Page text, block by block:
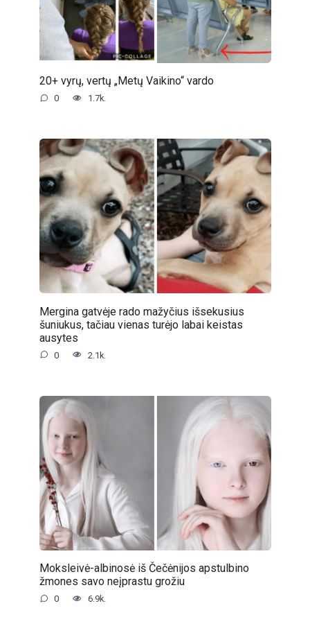
20+ vyrų, vertų „Metų Vaikino“ vardo
0 1.7k.
Mergina gatvėje rado mažyčius išsekusius
šuniukus, tačiau vienas turėjo labai keistas
ausytes
0 2.1k.
Moksleivė-albinosė iš Čečėnijos apstulbino
žmones savo neįprastu grožiu
0 6.9k.